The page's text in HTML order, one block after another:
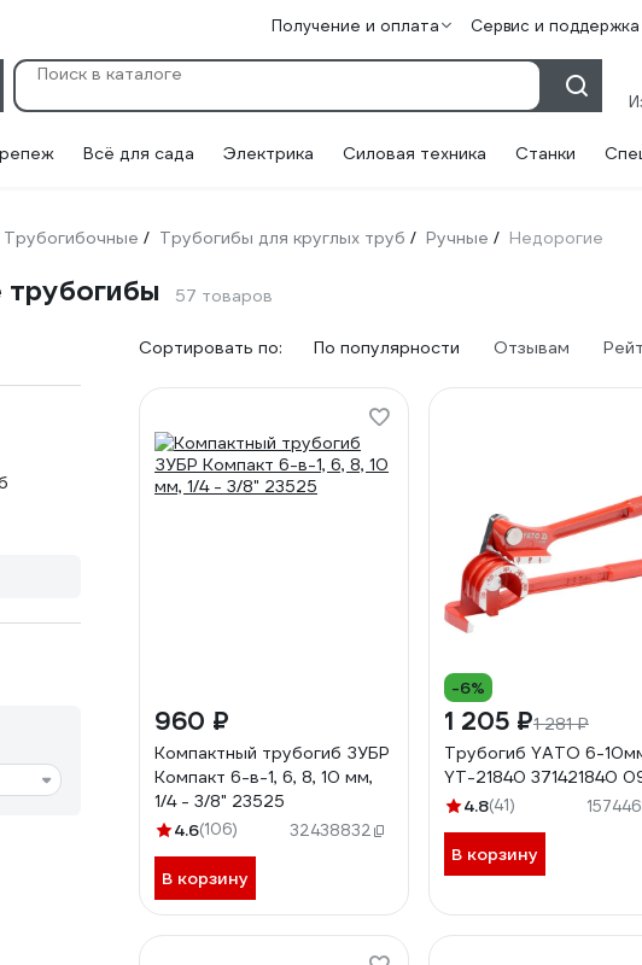
Получение и оплата Сервис и поддержка
Всё для сада Электрика Силовая техника Станки
Трубогибочные / Трубогибы для круглых труб / Ручные / Недорогие
57 товаров
Сортировать по: По популярности Отзывам
960 ₽
Компактный трубогиб ЗУБР
Компакт 6-в-1, 6, 8, 10 мм,
1/4 - 3/8" 23525
4.6(106) 32438832
В корзину
-6%
1 205 ₽1 281 ₽
Трубогиб YATO 6-
YT-21840 371421840
4.8(41)
В корзину